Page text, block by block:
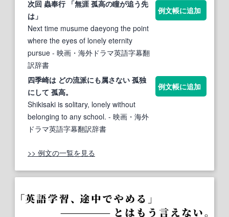
次回 蟲奉行 「無涯 孤高の瞳が追う先
は」
Next time musume daeyong the point
where the eyes of lonely eternity
pursue - 映画・海外ドラマ英語字幕翻
訳辞書
例文帳に追加
四季崎は どの流派にも属さない 孤独
にして 孤高。
Shikisaki is solitary, lonely without
belonging to any school. - 映画・海外
ドラマ英語字幕翻訳辞書
例文帳に追加
>> 例文の一覧を見る